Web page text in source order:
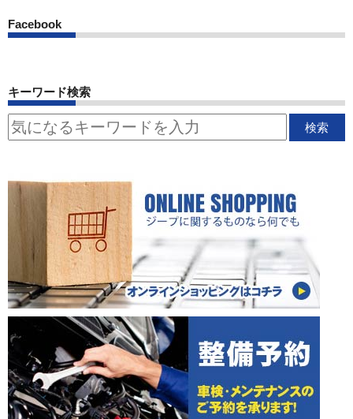
Facebook
キーワード検索